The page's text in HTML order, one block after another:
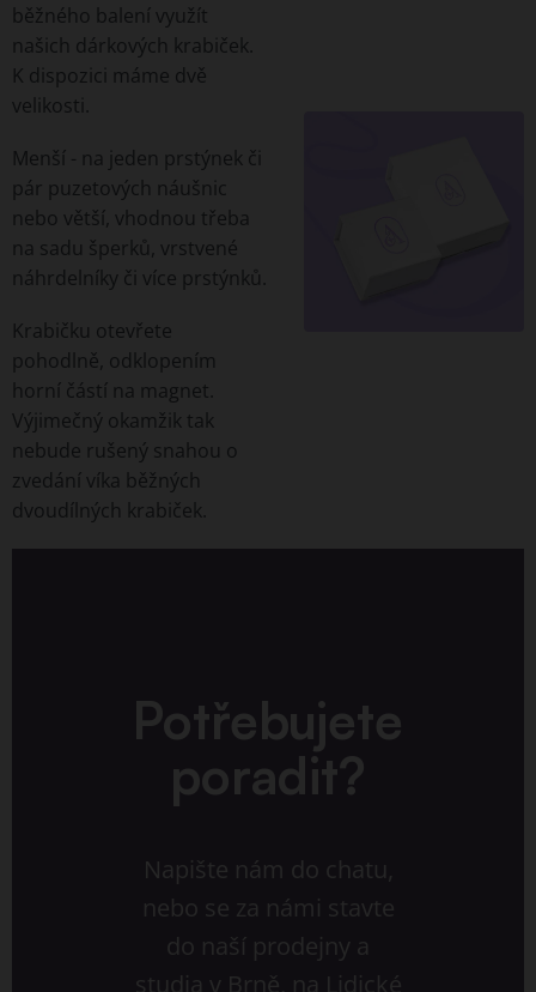
běžného balení využít
našich dárkových krabiček.
K dispozici máme dvě
velikosti.
Menší - na jeden prstýnek či
pár puzetových náušnic
nebo větší, vhodnou třeba
na sadu šperků, vrstvené
náhrdelníky či více prstýnků.
Krabičku otevřete
pohodlně, odklopením
horní částí na magnet.
Výjimečný okamžik tak
nebude rušený snahou o
zvedání víka běžných
dvoudílných krabiček.
Potřebujete
poradit?
Napište nám do chatu,
nebo se za námi stavte
do naší prodejny a
studia v Brně, na Lidické